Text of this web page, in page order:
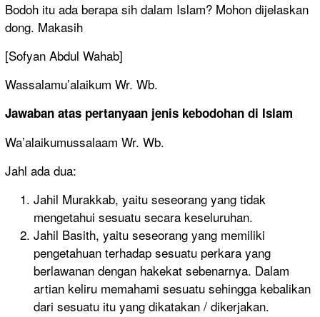
Bodoh itu ada berapa sih dalam Islam? Mohon dijelaskan
dong. Makasih
[Sofyan Abdul Wahab]
Wassalamu’alaikum Wr. Wb.
Jawaban atas pertanyaan jenis kebodohan di Islam
Wa’alaikumussalaam Wr. Wb.
Jahl ada dua:
Jahil Murakkab, yaitu seseorang yang tidak
mengetahui sesuatu secara keseluruhan.
Jahil Basith, yaitu seseorang yang memiliki
pengetahuan terhadap sesuatu perkara yang
berlawanan dengan hakekat sebenarnya. Dalam
artian keliru memahami sesuatu sehingga kebalikan
dari sesuatu itu yang dikatakan / dikerjakan.